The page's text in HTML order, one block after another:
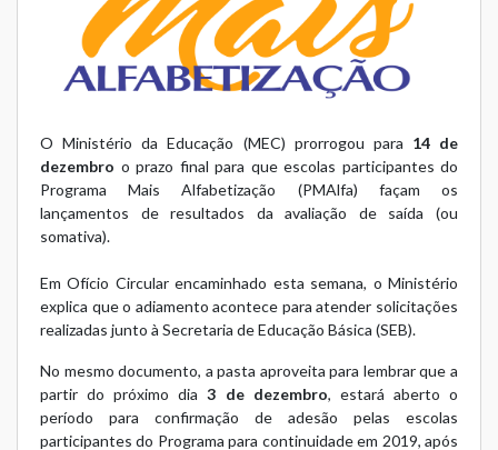
O Ministério da Educação (MEC) prorrogou para 14 de
dezembro o prazo final para que escolas participantes do
Programa Mais Alfabetização (PMAlfa) façam os
lançamentos de resultados da avaliação de saída (ou
somativa).
EmOfício Circularencaminhado esta semana, o Ministério
explica que o adiamento acontece para atender solicitações
realizadas junto à Secretaria de Educação Básica (SEB).
No mesmo documento, a pasta aproveita para lembrar que a
partir do próximo dia3 de dezembro, estará aberto o
período para confirmação de adesão pelas escolas
participantes do Programa para continuidade em 2019, após